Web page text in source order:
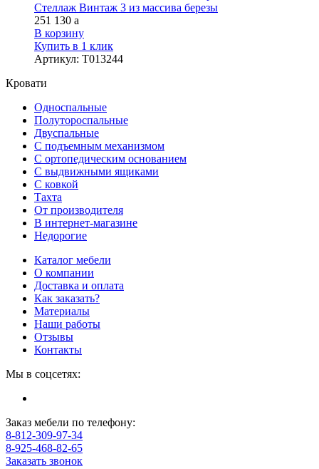
Стеллаж Винтаж 3 из массива березы
251 130 a
В корзину
Купить в 1 клик
Артикул: Т013244
Кровати
Односпальные
Полутороспальные
Двуспальные
С подъемным механизмом
С ортопедическим основанием
С выдвижными ящиками
С ковкой
Тахта
От производителя
В интернет-магазине
Недорогие
Каталог мебели
О компании
Доставка и оплата
Как заказать?
Материалы
Наши работы
Отзывы
Контакты
Мы в соцсетях:
Заказ мебели по телефону:
8-812-309-97-34
8-925-468-82-65
Заказать звонок